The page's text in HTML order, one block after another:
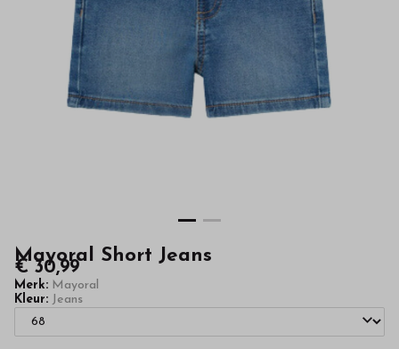
onze
webshop
Mayoral Short Jeans
€ 30,99
Merk: Mayoral
Kleur: Jeans